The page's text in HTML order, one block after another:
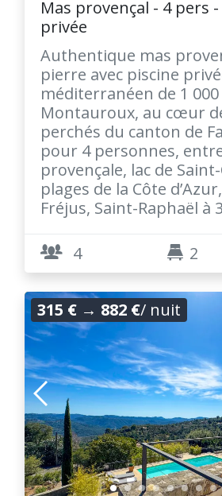
Mas provençal - 4 pers
privée
Authentique mas
pierre avec piscine
méditerranéen de 1 000
Montauroux, au cœur
perchés du canton de
pour 4 personnes,
provençale, lac de
plages de la Côte
Fréjus, Saint-Raphaël à
4 2
315 € → 882 €/ nuit